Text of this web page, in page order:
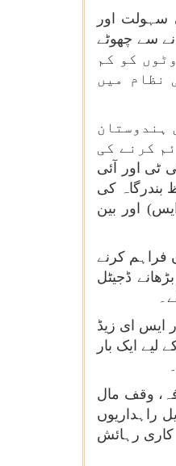
سہولت اور
روپے کی قدر کی حد کو ہٹانے سے چھوٹے
انتظام عالمی بی2سی تجارت میں رکاوٹوں کو کم
نظام میں
ہندوستان
کرنے کی
ہے۔ آئی ٹی اور آئی
بندرگاہ کی
اور بین
ملکی کمپنیوں کو 2047 تک ٹیکس کی چھٹیاں فراہم کرنے
ڈجیٹل
ایس ای زیڈ
ایک بار
وقف مال
راہداریوں
رہائش